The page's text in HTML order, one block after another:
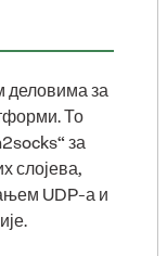
деловима за
То
за
слојева,
UDP-а и